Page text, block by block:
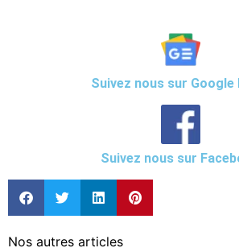
Suivez nous sur Google
Suivez nous sur
Nos autres articles